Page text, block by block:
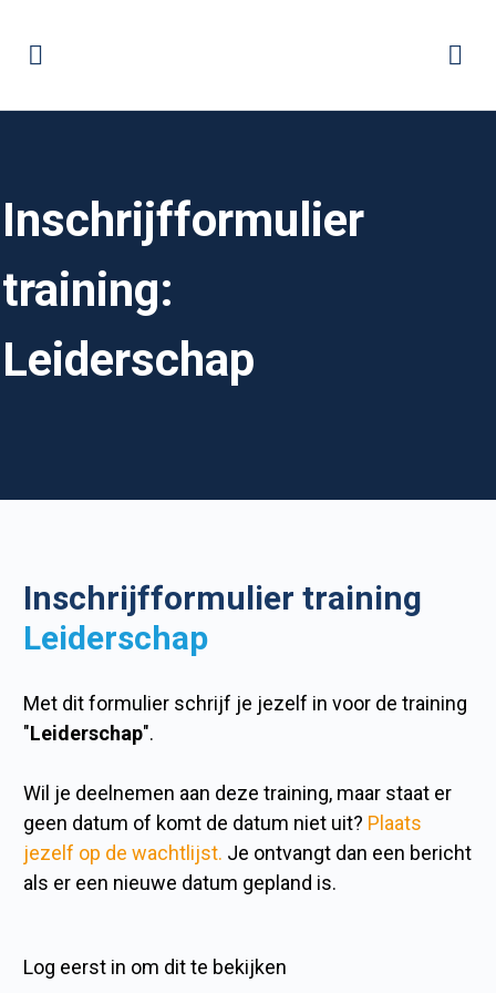
Inschrijfformulier
training:
Leiderschap
Inschrijfformulier training
Leiderschap
Met dit formulier schrijf je jezelf in voor de training
"Leiderschap".
Wil je deelnemen aan deze training, maar staat er
geen datum of komt de datum niet uit? Plaats
jezelf op de wachtlijst. Je ontvangt dan een bericht
als er een nieuwe datum gepland is.
Log eerst in om dit te bekijken